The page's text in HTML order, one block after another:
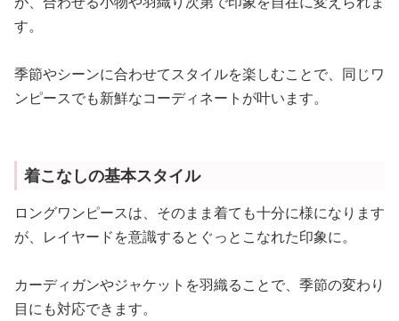
す。
季節やシーンに合わせてスタイルを楽しむことで、同じワ
ンピースでも新鮮なコーディネートが叶います。
着こなしの基本スタイル
ロングワンピースは、そのまま着ても十分に様になります
が、レイヤードを意識するとぐっとこなれた印象に。
カーディガンやジャケットを羽織ることで、季節の変わり
目にも対応できます。